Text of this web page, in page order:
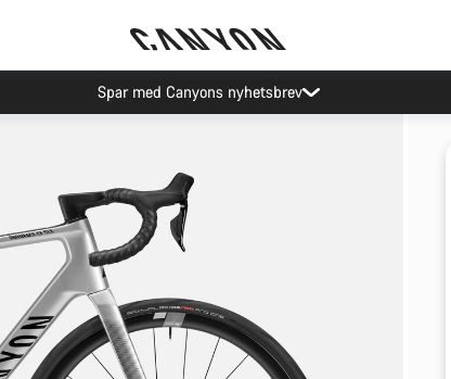
Spar med Canyons nyhetsbrev